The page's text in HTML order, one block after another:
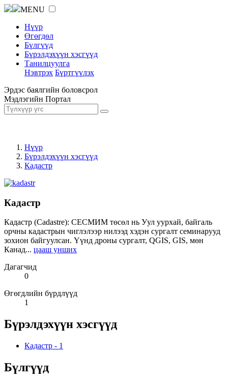
MENU
Нүүр
Өгөгдөл
Бүлгүүд
Бүрэлдэхүүн хэсгүүд
Танилцуулга
Нэвтрэх Бүртгүүлэх
Эрдэс баялгийн боловсрол
Мэдлэгийн Портал
Нүүр
Бүрэлдэхүүн хэсгүүд
Кадастр
Кадастр
Кадастр (Cadastre): СЕСМИМ төсөл нь Уул уурхай, байгаль
орчны кадастрын чиглэлээр нилээд хэдэн сургалт семинарууд
зохион байгуулсан. Үүнд дроны сургалт, QGIS, GIS, мөн
Канад... цааш унших
Дагагчид
0
Өгөгдлийн бүрдлүүд
1
Бүрэлдэхүүн хэсгүүд
Кадастр - 1
Бүлгүүд